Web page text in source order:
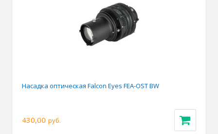
Насадка оптическая Falcon Eyes FEA-OST BW
430,00 руб.